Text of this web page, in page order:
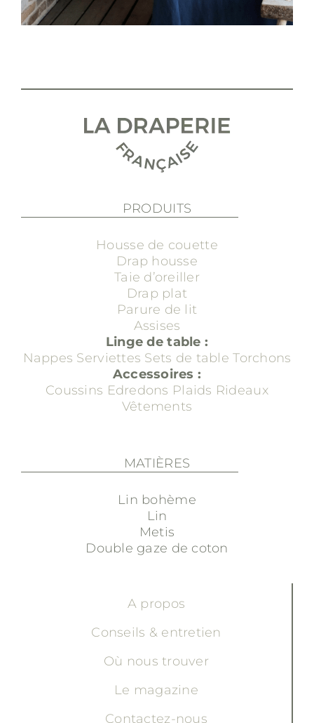
PRODUITS
Housse de couette
Drap housse
Taie d’oreiller
Drap plat
Parure de lit
Assises
Linge de table :
Nappes Serviettes Sets de table Torchons
Accessoires :
Coussins Edredons Plaids Rideaux
Vêtements
MATIÈRES
Lin bohème
Lin
Metis
Double gaze de coton
A propos
Conseils & entretien
Où nous trouver
Le magazine
Contactez-nous